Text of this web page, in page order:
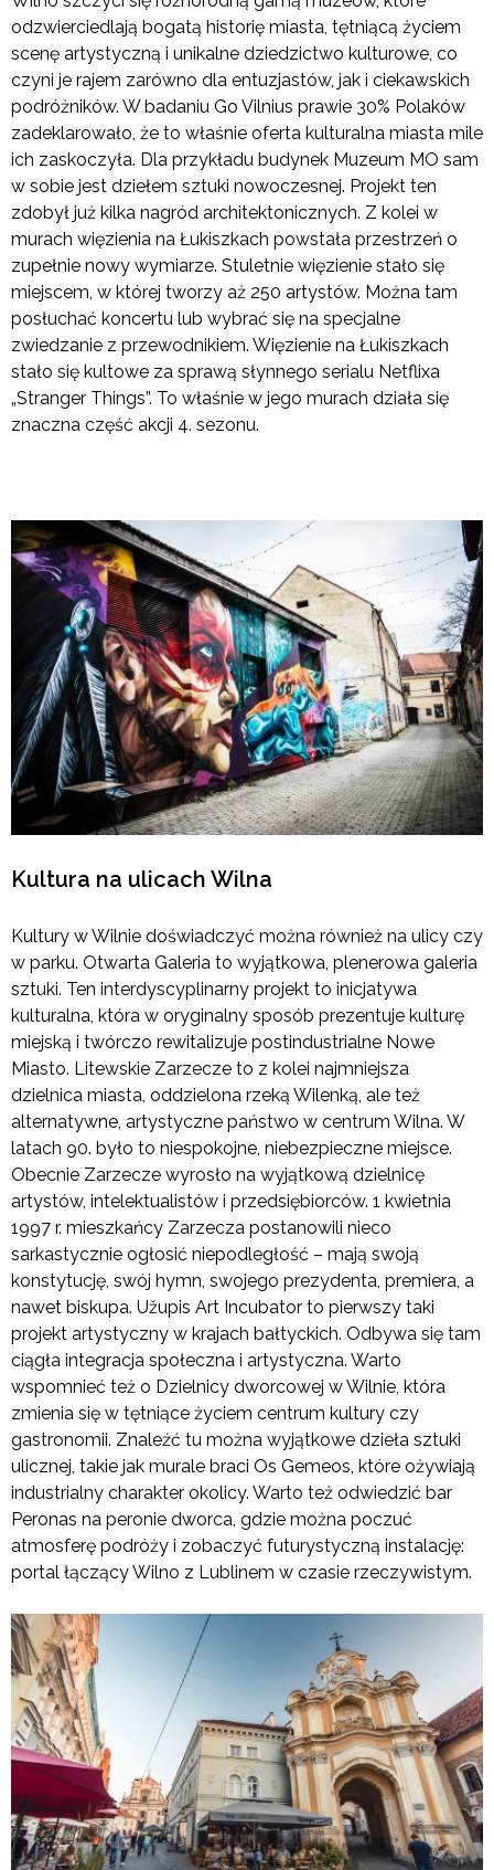
odzwierciedlają bogatą historię miasta, tętniącą życiem
scenę artystyczną i unikalne dziedzictwo kulturowe, co
czyni je rajem zarówno dla entuzjastów, jak i ciekawskich
podróżników. W badaniu Go Vilnius prawie 30% Polaków
zadeklarowało, że to właśnie oferta kulturalna miasta mile
ich zaskoczyła. Dla przykładu budynek Muzeum MO sam
w sobie jest dziełem sztuki nowoczesnej. Projekt ten
zdobył już kilka nagród architektonicznych. Z kolei w
murach więzienia na Łukiszkach powstała przestrzeń o
zupełnie nowy wymiarze. Stuletnie więzienie stało się
miejscem, w której tworzy aż 250 artystów. Można tam
posłuchać koncertu lub wybrać się na specjalne
zwiedzanie z przewodnikiem. Więzienie na Łukiszkach
stało się kultowe za sprawą słynnego serialu Netflixa
„Stranger Things”. To właśnie w jego murach działa się
znaczna część akcji 4. sezonu.
Kultura na ulicach Wilna
Kultury w Wilnie doświadczyć można również na ulicy czy
w parku. Otwarta Galeria to wyjątkowa, plenerowa galeria
sztuki. Ten interdyscyplinarny projekt to inicjatywa
kulturalna, która w oryginalny sposób prezentuje kulturę
miejską i twórczo rewitalizuje postindustrialne Nowe
Miasto. Litewskie Zarzecze to z kolei najmniejsza
dzielnica miasta, oddzielona rzeką Wilenką, ale też
alternatywne, artystyczne państwo w centrum Wilna. W
latach 90. było to niespokojne, niebezpieczne miejsce.
Obecnie Zarzecze wyrosło na wyjątkową dzielnicę
artystów, intelektualistów i przedsiębiorców. 1 kwietnia
1997 r. mieszkańcy Zarzecza postanowili nieco
sarkastycznie ogłosić niepodległość – mają swoją
konstytucję, swój hymn, swojego prezydenta, premiera, a
nawet biskupa. Užupis Art Incubator to pierwszy taki
projekt artystyczny w krajach bałtyckich. Odbywa się tam
ciągła integracja społeczna i artystyczna. Warto
wspomnieć też o Dzielnicy dworcowej w Wilnie, która
zmienia się w tętniące życiem centrum kultury czy
gastronomii. Znaleźć tu można wyjątkowe dzieła sztuki
ulicznej, takie jak murale braci Os Gemeos, które ożywiają
industrialny charakter okolicy. Warto też odwiedzić bar
Peronas na peronie dworca, gdzie można poczuć
atmosferę podróży i zobaczyć futurystyczną instalację:
portal łączący Wilno z Lublinem w czasie rzeczywistym.